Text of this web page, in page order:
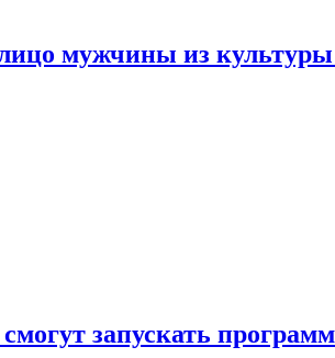
мужчины из
запускать